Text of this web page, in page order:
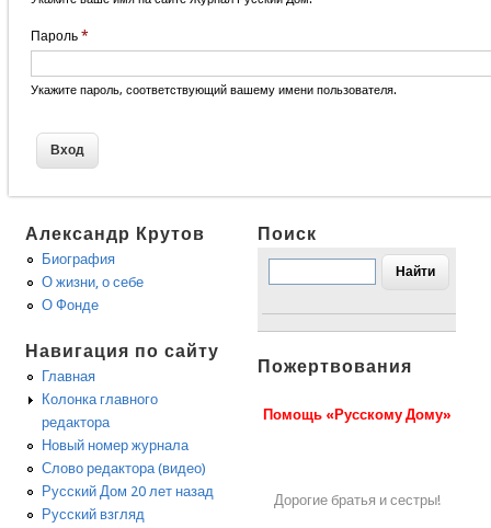
Пароль *
Укажите пароль, соответствующий вашему имени пользователя.
Александр Крутов
Биография
О жизни, о себе
О Фонде
Навигация по сайту
Главная
Колонка главного
редактора
Новый номер журнала
Слово редактора (видео)
Русский Дом 20 лет назад
Русский взгляд
Поиск
Пожертвования
Помощь «Русскому Дому»
Дорогие братья и сестры!